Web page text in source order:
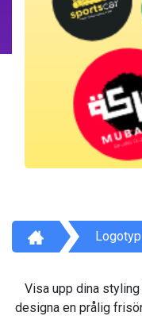
Visa upp dina
designa en prålig